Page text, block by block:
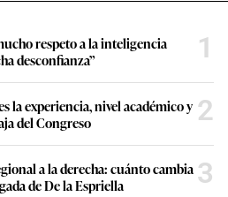
respeto a la inteligencia
desconfianza”
1
la experiencia, nivel académico y
del Congreso
2
a la derecha: cuánto cambia
de De la Espriella
3